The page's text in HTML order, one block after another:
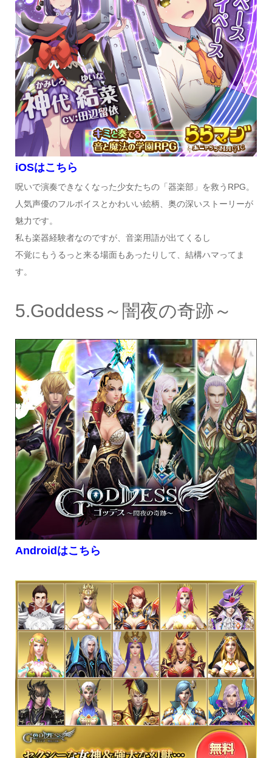
iOSはこちら
呪いで演奏できなくなった少女たちの「器楽部」を救うRPG。
人気声優のフルボイスとかわいい絵柄、奥の深いストーリーが
魅力です。
私も楽器経験者なのですが、音楽用語が出てくるし
不覚にもうるっと来る場面もあったりして、結構ハマってま
す。
5.Goddess～闇夜の奇跡～
Androidはこちら